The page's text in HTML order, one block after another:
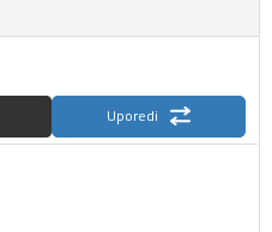
Uporedi